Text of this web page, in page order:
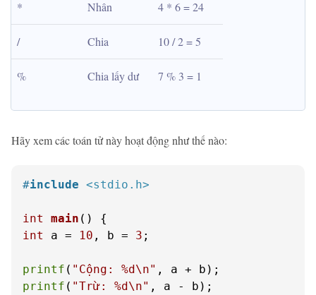
* Nhân 4 * 6 = 24
/ Chia 10 / 2 = 5
% Chia lấy dư 7 % 3 = 1
Hãy xem các toán tử này hoạt động như thế nào:
#include <stdio.h>
int main ()
int
a = 10 , b = 3 ;
printf ( "Cộng: %d\n"
printf ( "Trừ: %d\n"